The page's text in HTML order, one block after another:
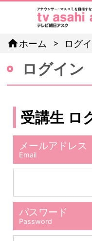
homeホーム ログ
ログイン
受講生 ロ
メールアドレス
Email
パスワード
Password